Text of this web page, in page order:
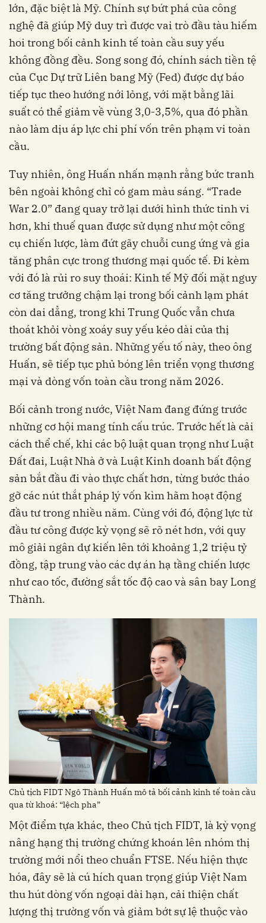
lớn, đặc biệt là Mỹ. Chính sự bứt phá của công
nghệ đã giúp Mỹ duy trì được vai trò đầu tàu hiếm
hoi trong bối cảnh kinh tế toàn cầu suy yếu
không đồng đều. Song song đó, chính sách tiền tệ
của Cục Dự trữ Liên bang Mỹ (Fed) được dự báo
tiếp tục theo hướng nới lỏng, với mặt bằng lãi
suất có thể giảm về vùng 3,0-3,5%, qua đó phần
nào làm dịu áp lực chi phí vốn trên phạm vi toàn
cầu.
Tuy nhiên, ông Huấn nhấn mạnh rằng bức tranh
bên ngoài không chỉ có gam màu sáng. “Trade
War 2.0” đang quay trở lại dưới hình thức tinh vi
hơn, khi thuế quan được sử dụng như một công
cụ chiến lược, làm đứt gãy chuỗi cung ứng và gia
tăng phân cực trong thương mại quốc tế. Đi kèm
với đó là rủi ro suy thoái: Kinh tế Mỹ đối mặt nguy
cơ tăng trưởng chậm lại trong bối cảnh lạm phát
còn dai dẳng, trong khi Trung Quốc vẫn chưa
thoát khỏi vòng xoáy suy yếu kéo dài của thị
trường bất động sản. Những yếu tố này, theo ông
Huấn, sẽ tiếp tục phủ bóng lên triển vọng thương
mại và dòng vốn toàn cầu trong năm 2026.
Bối cảnh trong nước, Việt Nam đang đứng trước
những cơ hội mang tính cấu trúc. Trước hết là cải
cách thể chế, khi các bộ luật quan trọng như Luật
Đất đai, Luật Nhà ở và Luật Kinh doanh bất động
sản bắt đầu đi vào thực chất hơn, từng bước tháo
gỡ các nút thắt pháp lý vốn kìm hãm hoạt động
đầu tư trong nhiều năm. Cùng với đó, động lực từ
đầu tư công được kỳ vọng sẽ rõ nét hơn, với quy
mô giải ngân dự kiến lên tới khoảng 1,2 triệu tỷ
đồng, tập trung vào các dự án hạ tầng chiến lược
như cao tốc, đường sắt tốc độ cao và sân bay Long
Thành.
Chủ tịch FIDT Ngô Thành Huấn mô tả bối cảnh kinh tế toàn cầu
qua từ khoá: “lệch pha”
Một điểm tựa khác, theo Chủ tịch FIDT, là kỳ vọng
nâng hạng thị trường chứng khoán lên nhóm thị
trường mới nổi theo chuẩn FTSE. Nếu hiện thực
hóa, đây sẽ là cú hích quan trọng giúp Việt Nam
thu hút dòng vốn ngoại dài hạn, cải thiện chất
lượng thị trường vốn và giảm bớt sự lệ thuộc vào